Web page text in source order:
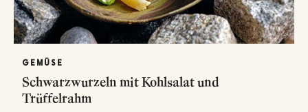
GEMÜSE
Schwarzwurzeln mit Kohlsalat und
Trüffelrahm